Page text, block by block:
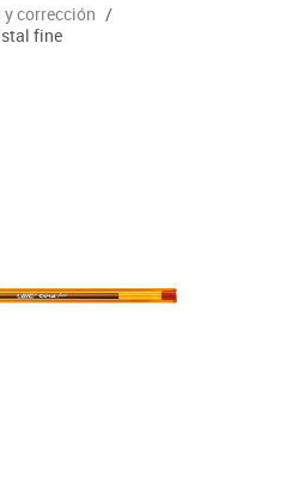
corrección /
fine